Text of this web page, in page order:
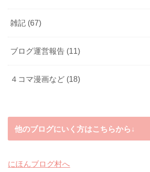
雑記 (67)
ブログ運営報告 (11)
４コマ漫画など (18)
他のブログにいく方はこちらから↓
にほんブログ村へ